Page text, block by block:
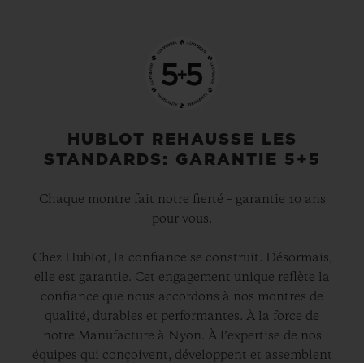
HUBLOT REHAUSSE LES
STANDARDS: GARANTIE 5+5
Chaque montre fait notre fierté – garantie 10 ans
pour vous.
Chez Hublot, la confiance se construit. Désormais,
elle est garantie. Cet engagement unique reflète la
confiance que nous accordons à nos montres de
qualité, durables et performantes. À la force de
notre Manufacture à Nyon. À l’expertise de nos
équipes qui conçoivent, développent et assemblent